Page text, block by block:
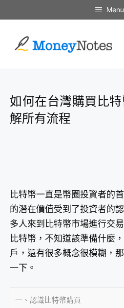
Menu
如何在台灣購買比
解所有流程
比特幣一直是幣圈投資者的
的潛在價值受到了投資者的
多人來到比特幣市場進行交
比特幣，不知道該準備什麼
戶，還有很多概念很模糊，
一下。
一、認識比特幣購買